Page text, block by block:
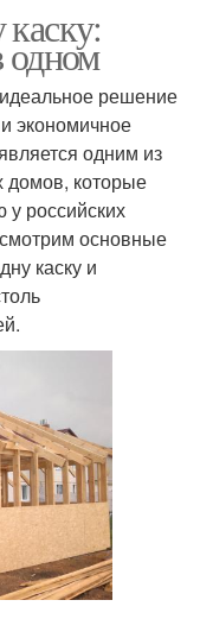
одном
решение
экономичное
одним из
домов, которые
российских
основные
каску и